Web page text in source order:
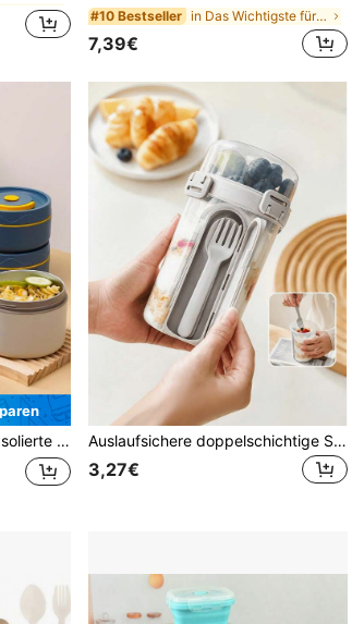
in zurück zur Schule Lunchboxen & isolierte Lunchb
#10 Bestseller in Das Wichtigste für den Schulbeginn Lunchboxen &
7,39€
Büro, Outdoor Camping und Zuhause, braun, mikrowellengeeignet Auslaufsichere doppelschichtige Salatbox mit Gabel und Löffel, abnehmbarer tragbarer Lebensmittelbehälter, geeignet für Schule, Mittagessen, Joghurt, Reisen, Camping-Zubehör, Reiseessentials, Feiertage
3,27€